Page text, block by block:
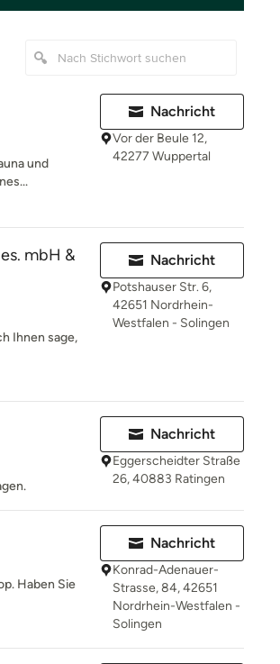
und
Nachricht
Vor der Beule 12,
42277 Wuppertal
mbH &
Ihnen sage,
Nachricht
Potshauser Str. 6,
42651 Nordrhein-
Westfalen - Solingen
Nachricht
Eggerscheidter Straße
26, 40883 Ratingen
Haben Sie
Nachricht
Konrad-Adenauer-
Strasse, 84, 42651
Nordrhein-Westfalen -
Solingen